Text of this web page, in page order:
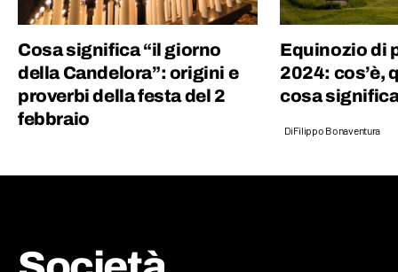
Cosa significa “il giorno
della Candelora”: origini e
proverbi della festa del 2
febbraio
Equinozio di
2024: cos’è,
cosa
DiFilippo Bonaventura